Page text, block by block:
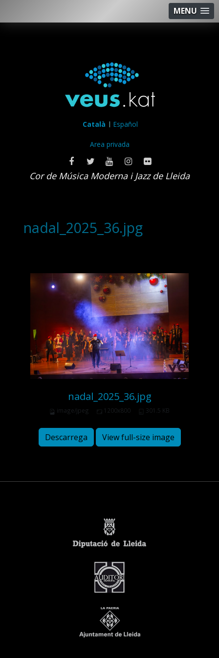
MENU
Català Español
Area privada
Cor de Música Moderna i Jazz de Lleida
nadal_2025_36.jpg
nadal_2025_36.jpg
image/jpeg 1200x800 301.5 KB
Descarrega View full-size image